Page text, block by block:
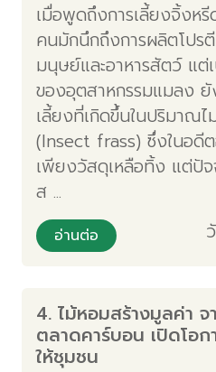
เมื่อพูดถึงการเลี้ยงจิ้งห
คนมักนึกถึงการผลิตโปร
มนุษย์และอาหารสัตว์ แต่
ของอุตสาหกรรมแมลง ยั
เลี้ยงที่เกิดขึ้นในปริมาณ
(Insect frass) ซึ่งในอดี
เพียงวัสดุเหลือทิ้ง แต่ปั
ส ...
อ่านต่อ
4. ไม้หอมสร้างมูลค่า
ตลาดคาร์บอน เปิดโอก
ให้ชุมชน